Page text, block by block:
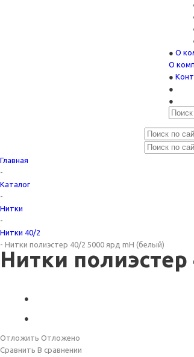
О
О
Главная
-
Каталог
-
Нитки
-
Нитки 40/2
- Нитки полиэстер 40/2 5000 ярд mH (белый)
Нитки
Отложить Отложено
Сравнить В сравнении